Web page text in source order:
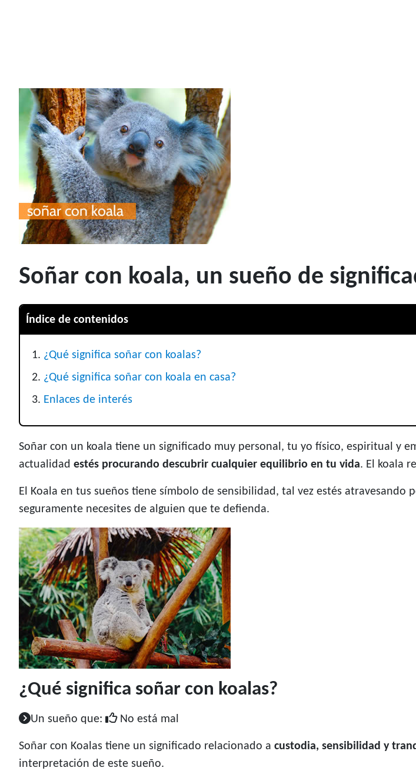
Soñar con koala, un sueño de
Índice de contenidos
¿Qué significa soñar con koalas?
¿Qué significa soñar con koala en casa?
Enlaces de interés
Soñar con un koala tiene un significado muy personal, tu yo físico, espiritual y
actualidad estés procurando descubrir cualquier equilibrio en tu vida. El koala
El Koala en tus sueños tiene símbolo de sensibilidad, tal vez estés
seguramente necesites de alguien que te defienda.
¿Qué significa soñar con koalas?
Un sueño que: No está mal
Soñar con Koalas tiene un significado relacionado a custodia, sensibilidad y
interpretación de este sueño.